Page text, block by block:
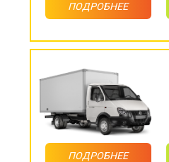
ПОДРОБНЕЕ
ПОДРОБНЕЕ